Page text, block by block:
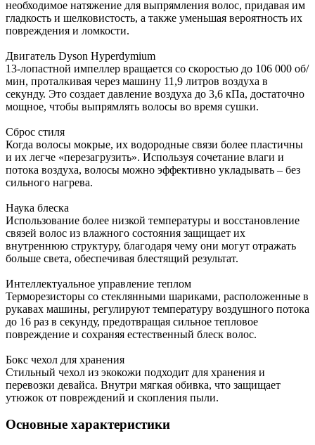
необходимое натяжение для выпрямления волос, придавая им
гладкость и шелковистость, а также уменьшая вероятность их
повреждения и ломкости.
Двигатель Dyson Hyperdymium
13-лопастной импеллер вращается со скоростью до 106 000 об/
мин, проталкивая через машину 11,9 литров воздуха в
секунду. Это создает давление воздуха до 3,6 кПа, достаточно
мощное, чтобы выпрямлять волосы во время сушки.
Сброс стиля
Когда волосы мокрые, их водородные связи более пластичны
и их легче «перезагрузить». Используя сочетание влаги и
потока воздуха, волосы можно эффективно укладывать – без
сильного нагрева.
Наука блеска
Использование более низкой температуры и восстановление
связей волос из влажного состояния защищает их
внутреннюю структуру, благодаря чему они могут отражать
больше света, обеспечивая блестящий результат.
Интеллектуальное управление теплом
Терморезисторы со стеклянными шариками, расположенные в
рукавах машины, регулируют температуру воздушного потока
до 16 раз в секунду, предотвращая сильное тепловое
повреждение и сохраняя естественный блеск волос.
Бокс чехол для хранения
Стильный чехол из экокожи подходит для хранения и
перевозки девайса. Внутри мягкая обивка, что защищает
утюжок от повреждений и скопления пыли.
Основные характеристики